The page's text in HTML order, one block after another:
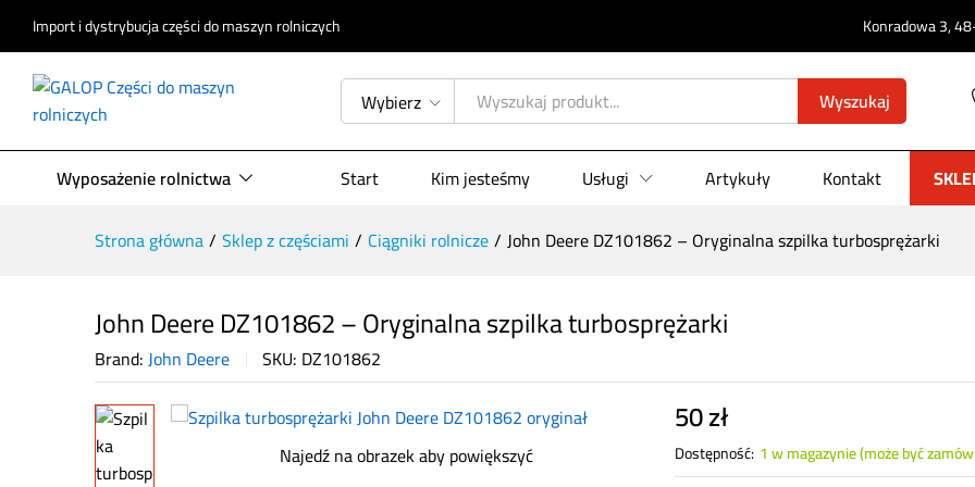
Import i dystrybucja części do maszyn rolniczych Konradowa 3,
Wybierz Wyszukaj
Wyposażenie rolnictwa Start Kim jesteśmy Usługi Artykuły Kontakt
Strona główna/ Sklep z częściami / Ciągniki rolnicze/ John Deere DZ101862 – Oryginalna szpilka turbosprężarki
John Deere DZ101862 – Oryginalna szpilka turbosprężarki
Brand:John Deere SKU: DZ101862
Najedź na obrazek aby powiększyć
50zł
Dostępność: 1 w magazynie (może być
John Deere DZ101862 – Oryginalna szpilka turbosprężarki
Specyfikacja Opinie (0)